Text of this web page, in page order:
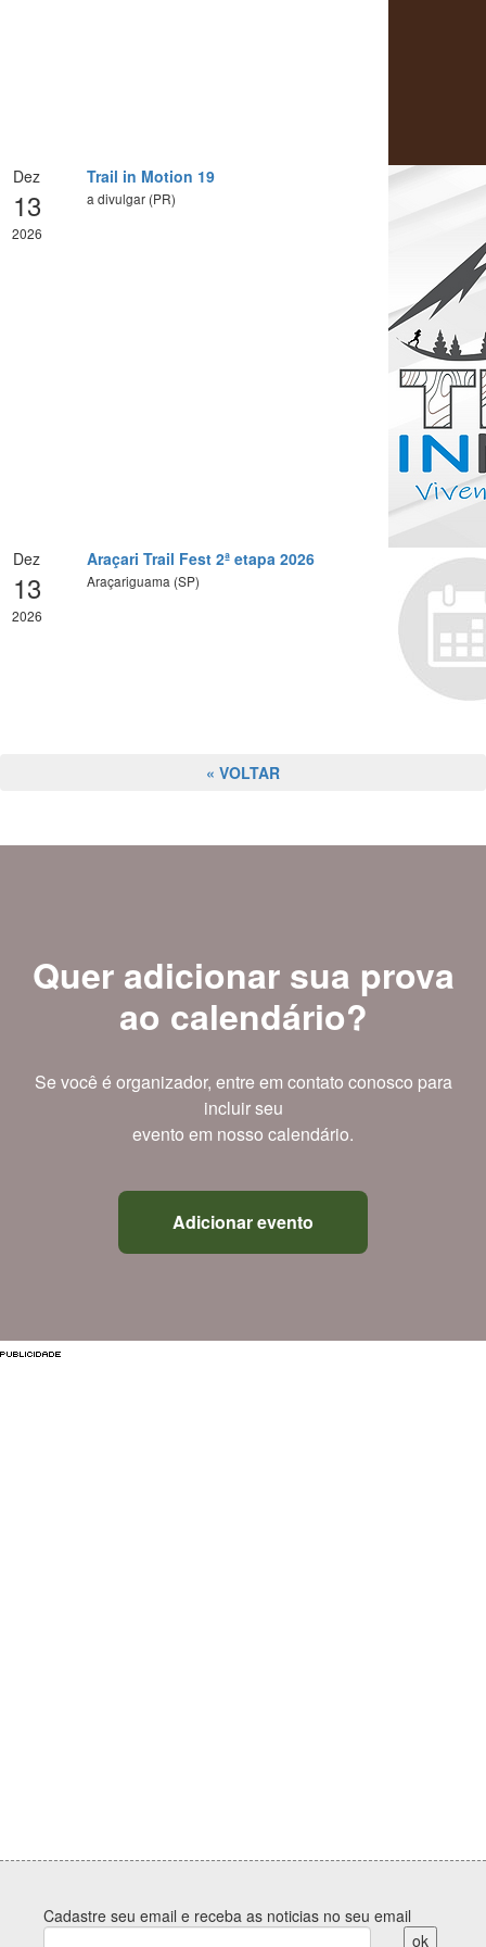
Dez
13
2026
Trail in Motion 19
a divulgar (PR)
Dez
13
2026
Araçari Trail Fest 2ª etapa 2026
Araçariguama (SP)
« VOLTAR
Quer adicionar sua prova
ao calendário?
Se você é organizador, entre em contato conosco para
incluir seu
evento em nosso calendário.
Adicionar evento
Cadastre seu email e receba as noticias no seu email